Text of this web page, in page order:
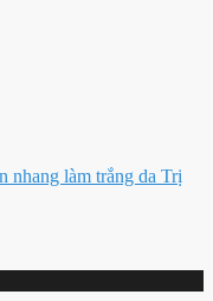
nhang làm trắng da Trị